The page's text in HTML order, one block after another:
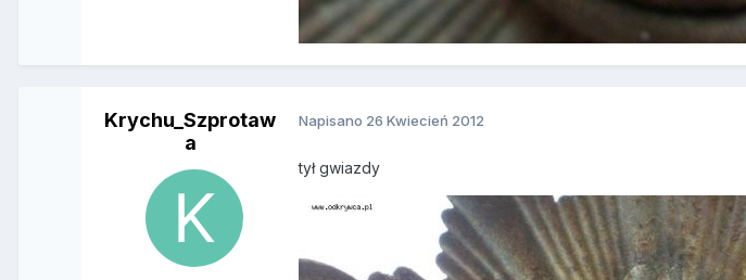
Krychu_Szprotaw
a
Napisano 26 Kwiecień 2012
tył gwiazdy